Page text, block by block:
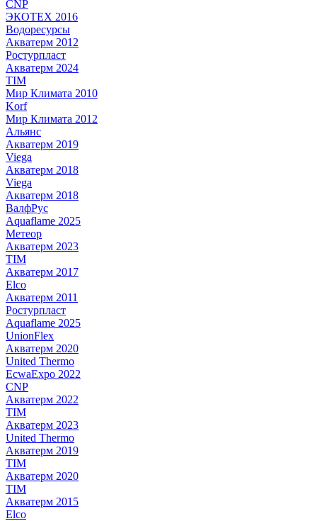
CNP
ЭКОТЕХ 2016
Водоресурсы
Акватерм 2012
Ростурпласт
Акватерм 2024
TIM
Мир Климата 2010
Korf
Мир Климата 2012
Альянс
Акватерм 2019
Viega
Акватерм 2018
Viega
Акватерм 2018
ВалфРус
Aquaflame 2025
Метеор
Акватерм 2023
TIM
Акватерм 2017
Elco
Акватерм 2011
Ростурпласт
Aquaflame 2025
UnionFlex
Акватерм 2020
United Thermo
EcwaExpo 2022
CNP
Акватерм 2022
TIM
Акватерм 2023
United Thermo
Акватерм 2019
TIM
Акватерм 2020
TIM
Акватерм 2015
Elco